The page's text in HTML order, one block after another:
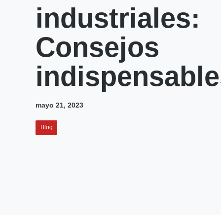
industriales:
Consejos
mayo 21, 2023
Blog